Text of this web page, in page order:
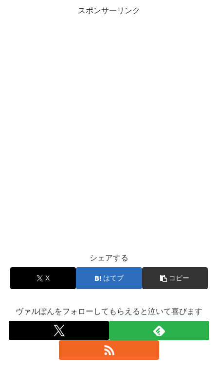
スポンサーリンク
シェアする
X はてブ コピー
ヴァルぽんをフォローしてもらえると泣いて喜びます